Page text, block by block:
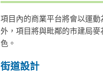
項目內的商業平台將會以運
外，項目將與毗鄰的市建局
色。
街道設計